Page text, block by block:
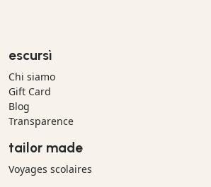
escursì
Chi siamo
Gift Card
Blog
Transparence
tailor made
Voyages scolaires